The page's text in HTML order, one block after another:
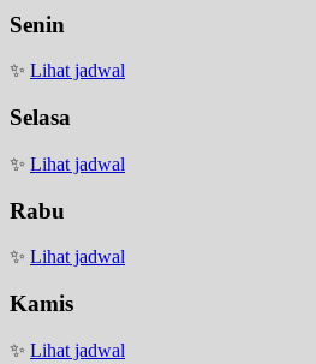
Senin
✨ Lihat jadwal
Selasa
✨ Lihat jadwal
Rabu
✨ Lihat jadwal
Kamis
✨ Lihat jadwal